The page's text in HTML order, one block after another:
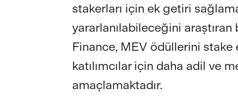
stakerları için ek getiri
yararlanılabileceğini
Finance, MEV ödüllerini
katılımcılar için daha adil ve
amaçlamaktadır.